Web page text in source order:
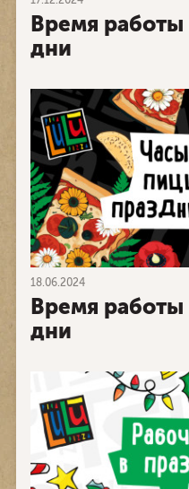
Время
дни
18.06.2024
Время
дни